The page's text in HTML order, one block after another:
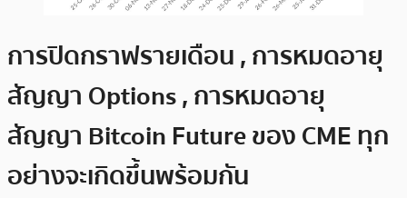
การปิดกราฟรายเดือน , การหมดอายุ
สัญญา Options , การหมดอายุ
สัญญา Bitcoin Future ของ CME ทุก
อย่างจะเกิดขึ้นพร้อมกัน